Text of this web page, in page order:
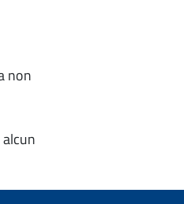
non